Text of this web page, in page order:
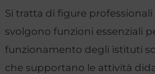
Si tratta di figure professionali
svolgono funzioni essenziali
funzionamento degli istituti
che supportano le attività